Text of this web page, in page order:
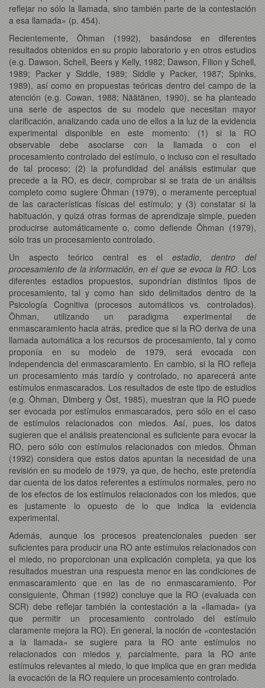
reflejar no sólo la llamada, sino también parte de la contestación
a esa llamada» (p. 454).
Recientemente, Öhman (1992), basándose en diferentes
resultados obtenidos en su propio laboratorio y en otros estudios
(e.g. Dawson, Schell, Beers y Kelly, 1982; Dawson, Filion y Schell,
1989; Packer y Siddle, 1989; Siddle y Packer, 1987; Spinks,
1989), así como en propuestas teóricas dentro del campo de la
atención (e.g. Cowan, 1988; Näätänen, 1990), se ha planteado
una serie de aspectos de su modelo que necesitan mayor
clarificación, analizando cada uno de ellos a la luz de la evidencia
experimental disponible en este momento: (1) si la RO
observable debe asociarse con la llamada o con el
procesamiento controlado del estímulo, o incluso con el resultado
de tal proceso; (2) la profundidad del análisis estimular que
precede a la RO, es decir, comprobar si se trata de un análisis
completo como sugiere Öhman (1979), o meramente perceptual
de las características físicas del estímulo; y (3) constatar si la
habituación, y quizá otras formas de aprendizaje simple, pueden
producirse automáticamente o, como defiende Öhman (1979),
sólo tras un procesamiento controlado.
Un aspecto teórico central es el estadio, dentro del
procesamiento de la información, en el que se evoca la RO. Los
diferentes estadios propuestos, supondrían distintos tipos de
procesamiento, tal y como han sido delimitados dentro de la
Psicología Cognitiva (procesos automáticos vs. controlados).
Öhman, utilizando un paradigma experimental de
enmascaramiento hacia atrás, predice que si la RO deriva de una
llamada automática a los recursos de procesamiento, tal y como
proponía en su modelo de 1979, será evocada con
independencia del enmascaramiento. En cambio, si la RO refleja
un procesamiento más tardío y controlado, no aparecerá ante
estímulos enmascarados. Los resultados de este tipo de estudios
(e.g. Öhman, Dimberg y Öst, 1985), muestran que la RO puede
ser evocada por estímulos enmascarados, pero sólo en el caso
de estímulos relacionados con miedos. Así, pues, los datos
sugieren que el análisis preatencional es suficiente para evocar la
RO, pero sólo con estímulos relacionados con miedos. Öhman
(1992) considera que estos datos apuntan la necesidad de una
revisión en su modelo de 1979, ya que, de hecho, este pretendía
dar cuenta de los datos referentes a estímulos normales, pero no
de los efectos de los estímulos relacionados con los miedos, que
es justamente lo opuesto de lo que indica la evidencia
experimental.
Además, aunque los procesos preatencionales pueden ser
suficientes para producir una RO ante estímulos relacionados con
el miedo, no proporcionan una explicación completa, ya que los
resultados muestran una respuesta menor en las condiciones de
enmascaramiento que en las de no enmascaramiento. Por
consiguiente, Öhman (1992) concluye que la RO (evaluada con
SCR) debe reflejar también la contestación a la «llamada» (ya
que permitir un procesamiento controlado del estímulo
claramente mejora la RO). En general, la noción de «contestación
a la llamada» se sugiere para la RO ante estímulos no
relacionados con miedos y, parcialmente, para la RO ante
estímulos relevantes al miedo, lo que implica que en gran medida
la evocación de la RO requiere un procesamiento controlado.